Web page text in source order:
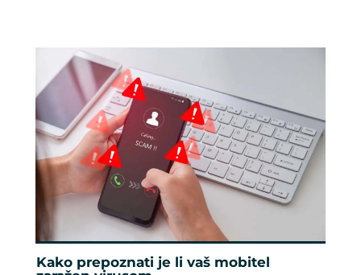
Kako prepoznati je li vaš mobitel